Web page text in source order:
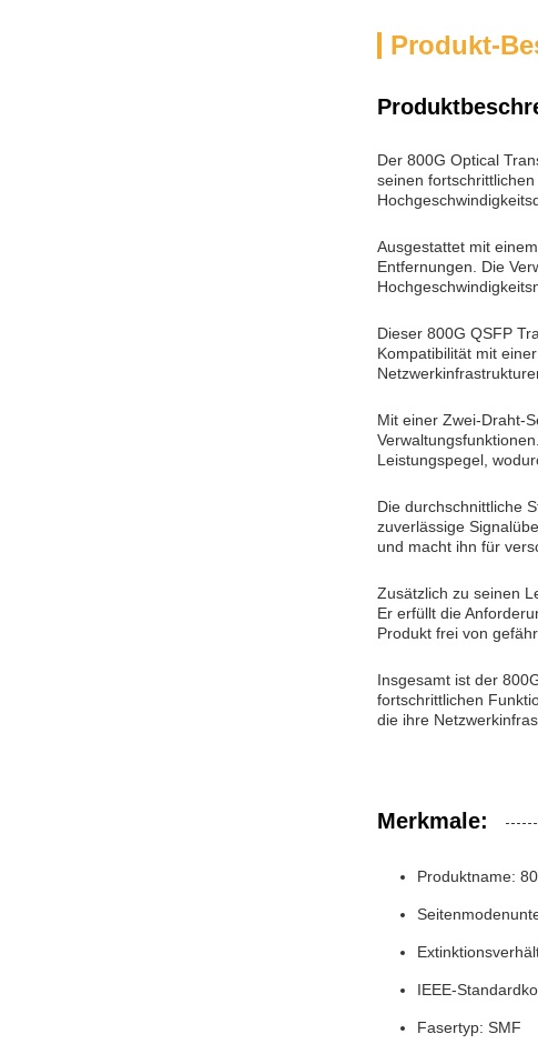
Produkt-
Der 800G Optical
seinen
Ausgestattet mit
Entfernungen. Die
Dieser 800G QSFP
Kompatibilität mit
Mit einer Zwei-Draht-
Leistungspegel,
Die durchschnittliche
zuverlässige
und macht ihn für
Zusätzlich zu seinen
Er erfüllt die
Produkt frei von
Insgesamt ist der
fortschrittlichen
die ihre
Merkmale:
Produktname:
IEEE-
Fasertyp: SMF